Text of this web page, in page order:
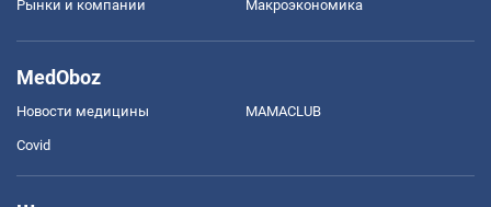
Рынки и компании Mакроэкономика
MedOboz
Новости медицины MAMACLUB
Covid